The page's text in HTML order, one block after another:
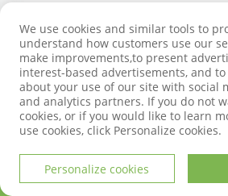
We use cookies and similar tools to
understand how customers use our
make improvements,to present
interest-based advertisements, and
about your use of our site with social
and analytics partners. If you do not
cookies, or if you would like to learn
use cookies, click Personalize cookies.
Personalize cookies